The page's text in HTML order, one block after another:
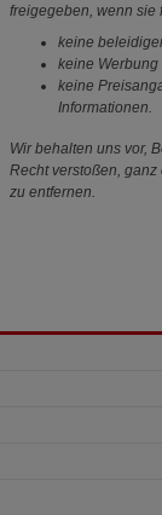
freigegeben, wenn sie
keine
keine Werbung
keine
Informationen.
Wir behalten uns vor,
Recht verstoßen,
zu entfernen.